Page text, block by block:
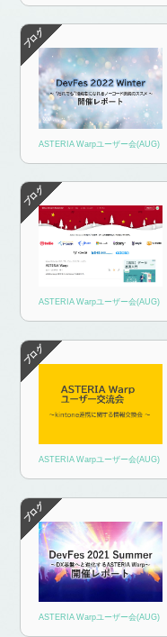
ASTERIA Warpユーザー会(AUG)
ASTERIA Warpユーザー会(AUG)
ASTERIA Warpユーザー会(AUG)
ASTERIA Warpユーザー会(AUG)